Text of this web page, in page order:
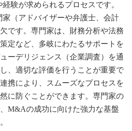
験が求められるプロセスです。
（アドバイザーや弁護士、会計
です。専門家は、財務分析や法務
定など、多岐にわたるサポートを
ーデリジェンス（企業調査）を通
、適切な評価を行うことが重要で
携により、スムーズなプロセスを
に防ぐことができます。専門家の
M&Aの成功に向けた強力な基盤